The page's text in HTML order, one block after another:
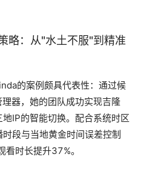
略：从"水土不服"到精准
的案例颇具代表性：通过候
器，她的团队成功实现吉隆
IP的智能切换。配合系统时区
段与当地黄金时间误差控制
时长提升37%。